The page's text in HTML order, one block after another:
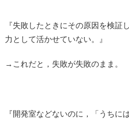
『失敗したときにその原因を検証
力として活かせていない。』
→これだと，失敗が失敗のまま。
『開発室などないのに，「うちに